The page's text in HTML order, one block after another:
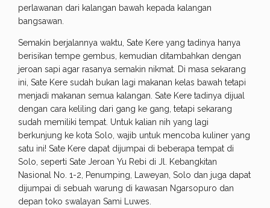
perlawanan dari kalangan bawah kepada kalangan
bangsawan.
Semakin berjalannya waktu, Sate Kere yang tadinya hanya
berisikan tempe gembus, kemudian ditambahkan dengan
jeroan sapi agar rasanya semakin nikmat. Di masa sekarang
ini, Sate Kere sudah bukan lagi makanan kelas bawah tetapi
menjadi makanan semua kalangan. Sate Kere tadinya dijual
dengan cara keliling dari gang ke gang, tetapi sekarang
sudah memiliki tempat. Untuk kalian nih yang lagi
berkunjung ke kota Solo, wajib untuk mencoba kuliner yang
satu ini! Sate Kere dapat dijumpai di beberapa tempat di
Solo, seperti Sate Jeroan Yu Rebi di Jl. Kebangkitan
Nasional No. 1-2, Penumping, Laweyan, Solo dan juga dapat
dijumpai di sebuah warung di kawasan Ngarsopuro dan
depan toko swalayan Sami Luwes.